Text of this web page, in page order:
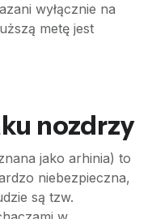
wyłącznie na
metę jest
nozdrzy
jako arhinia) to
niebezpieczna,
są tzw.